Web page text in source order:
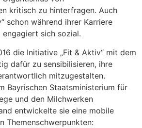
kritisch zu hinterfragen. Auch
schon während ihrer Karriere
sich sozial.
die Initiative „Fit & Aktiv“ mit dem
dafür zu sensibilisieren, ihre
mitzugestalten.
Bayrischen Staatsministerium für
und den Milchwerken
entwickelte sie eine mobile
Themenschwerpunkten: